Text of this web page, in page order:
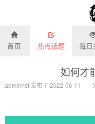
南学士-我
首页 热点话题 每日
如何才
adminnsf 发布于 2022-06-11